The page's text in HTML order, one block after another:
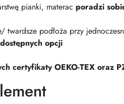
pianki, materac poradzi
podłoża przy
opcji
certyfikaty OEKO-TEX oraz